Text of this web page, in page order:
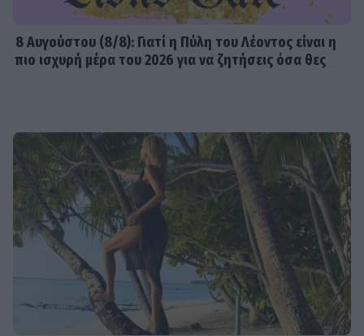
8 Aυγούστου (8/8): Γιατί η Πύλη του Λέοντος είναι η
πιο ισχυρή μέρα του 2026 για να ζητήσεις όσα θες